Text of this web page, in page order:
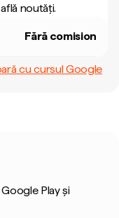
noutăți.
Fără comision
cu cursul Google
Play și